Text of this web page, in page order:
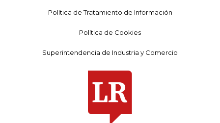
Política de Tratamiento de Información
Política de Cookies
Superintendencia de Industria y Comercio